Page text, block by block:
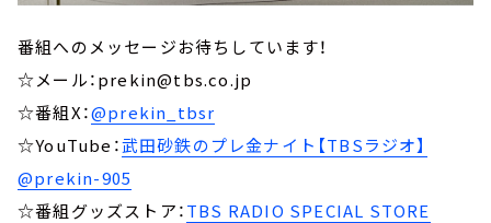
番組へのメッセージお待ちしています！
☆メール：prekin@tbs.co.jp
☆番組X：@prekin_tbsr
☆YouTube：武田砂鉄のプレ金ナイト【TBSラジオ】
@prekin-905
☆番組グッズストア：TBS RADIO SPECIAL STORE